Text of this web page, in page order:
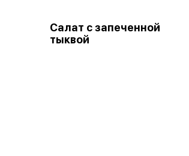
Салат с запеченной
тыквой